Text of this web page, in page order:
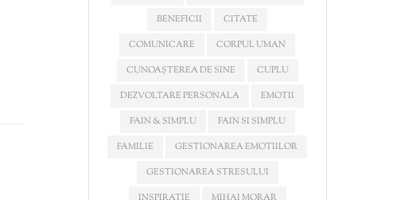
BENEFICII
CITATE
COMUNICARE
CORPUL UMAN
CUNOAȘTEREA DE SINE
CUPLU
DEZVOLTARE PERSONALA
EMOTII
FAIN & SIMPLU
FAIN SI SIMPLU
FAMILIE
GESTIONAREA EMOTIILOR
GESTIONAREA STRESULUI